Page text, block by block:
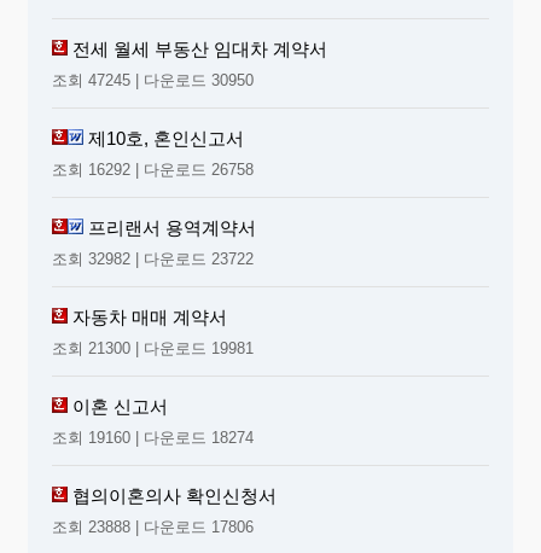
전세 월세 부동산 임대차 계약서
조회 47245 | 다운로드 30950
제10호, 혼인신고서
조회 16292 | 다운로드 26758
프리랜서 용역계약서
조회 32982 | 다운로드 23722
자동차 매매 계약서
조회 21300 | 다운로드 19981
이혼 신고서
조회 19160 | 다운로드 18274
협의이혼의사 확인신청서
조회 23888 | 다운로드 17806